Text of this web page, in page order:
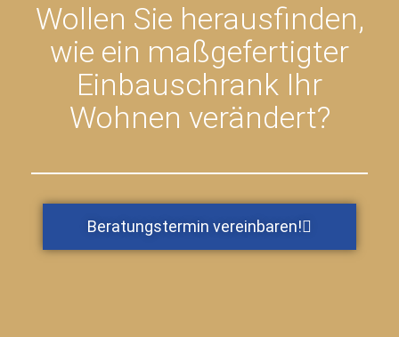
Wollen Sie herausfinden,
wie ein maßgefertigter
Einbauschrank Ihr
Wohnen verändert?
Beratungstermin vereinbaren!